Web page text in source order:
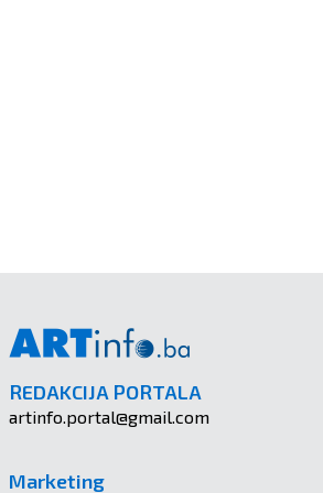
REDAKCIJA PORTALA
artinfo.portal@gmail.com
Marketing